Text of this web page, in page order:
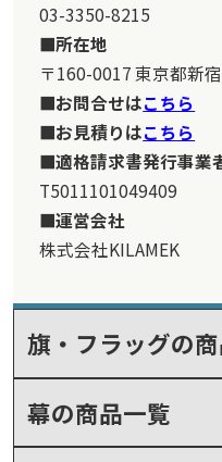
03-3350-8215
所在地
〒160-0017 東京都新
お問合せはこちら
お見積りはこちら
適格請求書発行事業
T5011101049409
運営会社
株式会社KILAMEK
旗・フラッグの
幕の商品一覧